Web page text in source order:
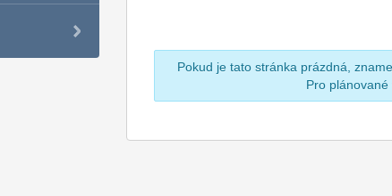
Pokud je tato stránka prázdná,
Pro